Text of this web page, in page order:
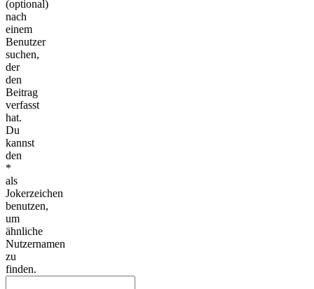
(optional)
nach
einem
Benutzer
suchen,
der
den
Beitrag
verfasst
hat.
Du
kannst
den
*
als
Jokerzeichen
benutzen,
um
ähnliche
Nutzernamen
zu
finden.